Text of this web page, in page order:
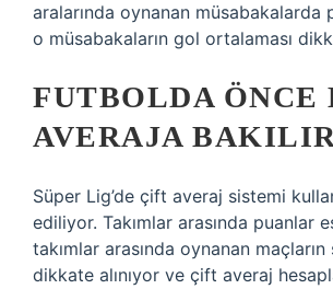
aralarında oynanan müsabakalarda
o müsabakaların gol ortalaması
FUTBOLDA ÖNCE
AVERAJA
Süper Lig’de çift averaj sistemi
ediliyor. Takımlar arasında puanlar
takımlar arasında oynanan maçların
dikkate alınıyor ve çift averaj